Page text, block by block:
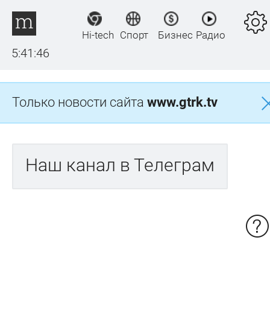
5:41:46
Hi-tech Спорт Бизнес Радио
Только новости сайта www.gtrk.tv
Наш канал в Телеграм